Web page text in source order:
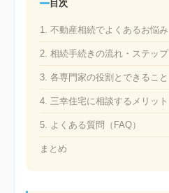
目次
1. 不動産相続でよくあるお悩み
2. 相続手続きの流れ・ステップ
3. 各専門家の役割とできること
4. 三幸住宅に相談するメリット
5. よくある質問（FAQ）
まとめ